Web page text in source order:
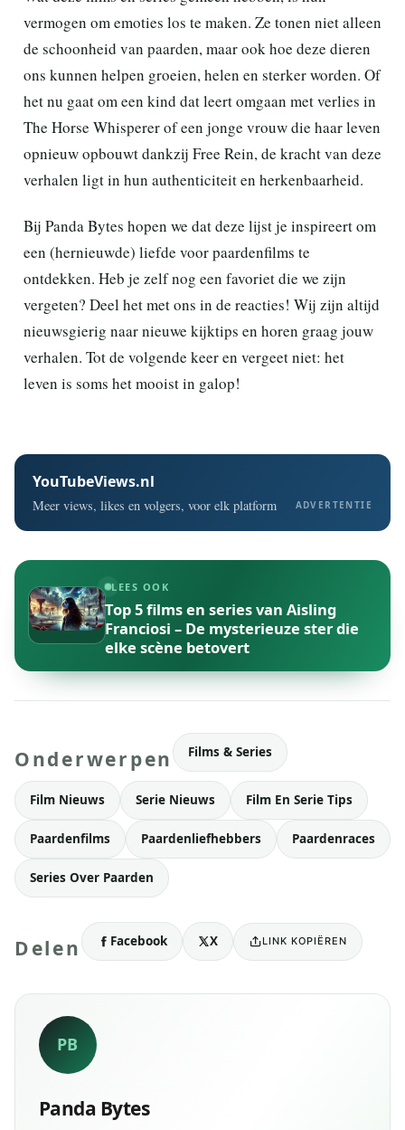
vermogen om emoties los te maken. Ze tonen niet alleen
de schoonheid van paarden, maar ook hoe deze dieren
ons kunnen helpen groeien, helen en sterker worden. Of
het nu gaat om een kind dat leert omgaan met verlies in
The Horse Whisperer of een jonge vrouw die haar leven
opnieuw opbouwt dankzij Free Rein, de kracht van deze
verhalen ligt in hun authenticiteit en herkenbaarheid.
Bij Panda Bytes hopen we dat deze lijst je inspireert om
een (hernieuwde) liefde voor paardenfilms te
ontdekken. Heb je zelf nog een favoriet die we zijn
vergeten? Deel het met ons in de reacties! Wij zijn altijd
nieuwsgierig naar nieuwe kijktips en horen graag jouw
verhalen. Tot de volgende keer en vergeet niet: het
leven is soms het mooist in galop!
YouTubeViews.nl
Meer views, likes en volgers, voor elk platform ADVERTENTIE
LEES OOK
Top 5 films en series van Aisling
Franciosi – De mysterieuze ster die
elke scène betovert
Onderwerpen Films & Series
Film Nieuws Serie Nieuws Film En Serie Tips
Paardenfilms Paardenliefhebbers Paardenraces
Series Over Paarden
Delen Facebook X LINK KOPIËREN
PB
Panda Bytes